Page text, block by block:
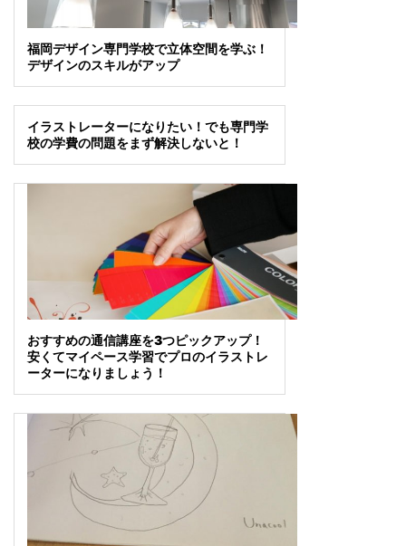
福岡デザイン専門学校で立体空間を学ぶ！
デザインのスキルがアップ
イラストレーターになりたい！でも専門学
校の学費の問題をまず解決しないと！
おすすめの通信講座を3つピックアップ！
安くてマイペース学習でプロのイラストレ
ーターになりましょう！